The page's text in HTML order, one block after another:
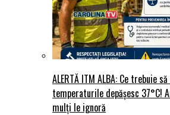
ALERTĂ ITM ALBA: Ce trebuie
temperaturile depășesc 37°C!
mulți le ignoră